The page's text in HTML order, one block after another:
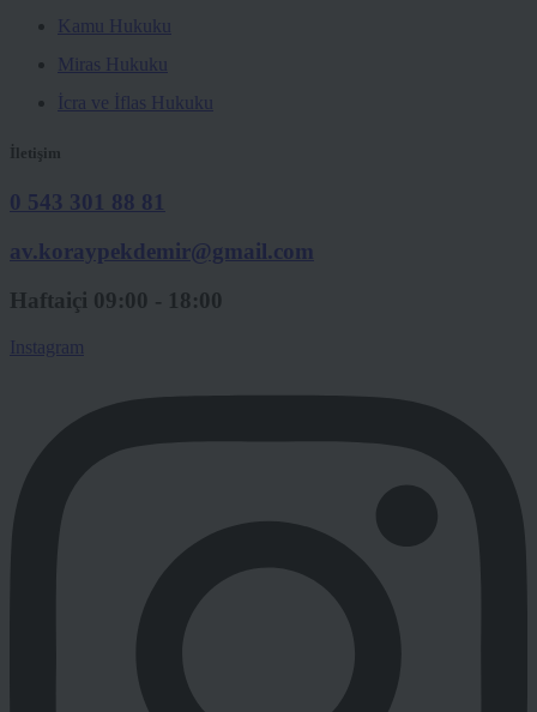
Kamu Hukuku
Miras Hukuku
İcra ve İflas Hukuku
İletişim
0 543 301 88 81
av.koraypekdemir@gmail.com
Haftaiçi 09:00 - 18:00
Instagram